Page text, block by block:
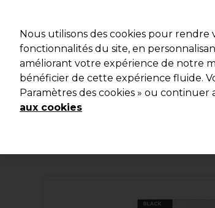
Marques Bons plans Coiffure
Livraison et délais
Nous utilisons des cookies pour
fonctionnalités du site, en
améliorant votre expérience de notre
bénéficier de cette expérience fluide.
Paramètres des cookies » ou continuer
aux cookies